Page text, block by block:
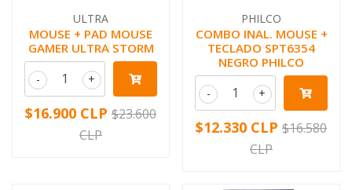
ULTRA
MOUSE + PAD MOUSE
GAMER ULTRA STORM
+
-
$16.900 CLP $23.600
CLP
PHILCO
COMBO INAL. MOUSE +
TECLADO SPT6354
NEGRO PHILCO
+
-
$12.330 CLP $16.580
CLP